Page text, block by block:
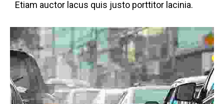
Etiam auctor lacus quis justo porttitor lacinia.